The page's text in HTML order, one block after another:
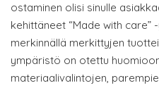
ostaminen olisi sinulle
kehittäneet “Made with care”
merkinnällä merkittyjen
ympäristö on otettu
materiaalivalintojen,